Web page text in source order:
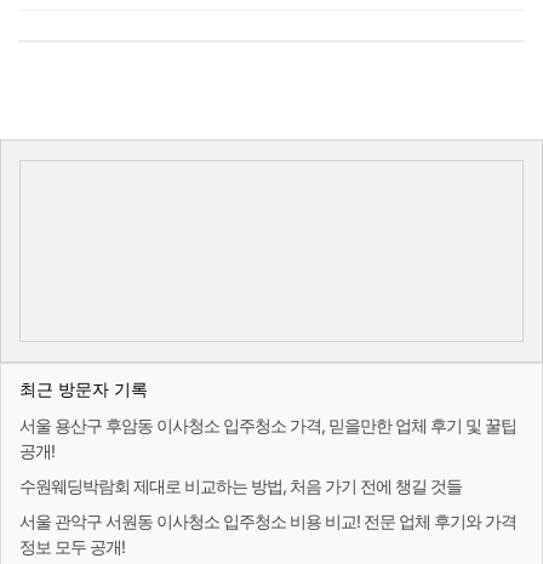
최근 방문자 기록
서울 용산구 후암동 이사청소 입주청소 가격, 믿을만한 업체 후기 및 꿀팁
공개!
수원웨딩박람회 제대로 비교하는 방법, 처음 가기 전에 챙길 것들
서울 관악구 서원동 이사청소 입주청소 비용 비교! 전문 업체 후기와 가격
정보 모두 공개!